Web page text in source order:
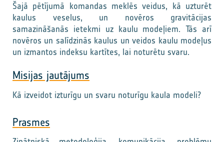
Šajā pētījumā komandas meklēs veidus, kā uzturēt
kaulus veselus, un novēros gravitācijas
samazināšanās ietekmi uz kaulu modeļiem. Tās arī
novēros un salīdzinās kaulus un veidos kaulu modeļus
un izmantos indeksu kartītes, lai noturētu svaru.
Misijas jautājums
Kā izveidot izturīgu un svaru noturīgu kaula modeli?
Prasmes